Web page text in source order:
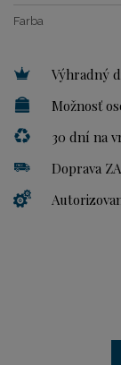
Farba
Výhradný
Možnosť
30 dní na
Doprava